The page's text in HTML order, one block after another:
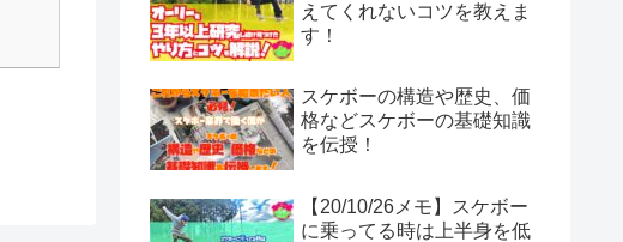
えてくれないコツを教えま
す！
スケボーの構造や歴史、価
格などスケボーの基礎知識
を伝授！
【20/10/26メモ】スケボー
に乗ってる時は上半身を低